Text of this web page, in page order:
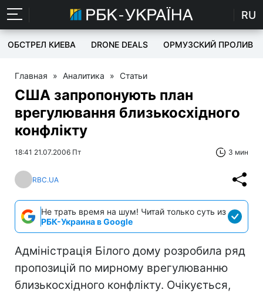
RU
ОБСТРЕЛ КИЕВА DRONE DEALS ОРМУЗСКИЙ ПРОЛИВ
Главная » Аналитика » Статьи
США запропонують план
врегулювання близькосхідного
конфлікту
18:41 21.07.2006 Пт 3 мин
RBC.UA
Не трать время на шум! Читай только суть из
РБК-Украина в Google
Адміністрація Білого дому розробила ряд
пропозицій по мирному врегулюванню
близькосхідного конфлікту. Очікується,